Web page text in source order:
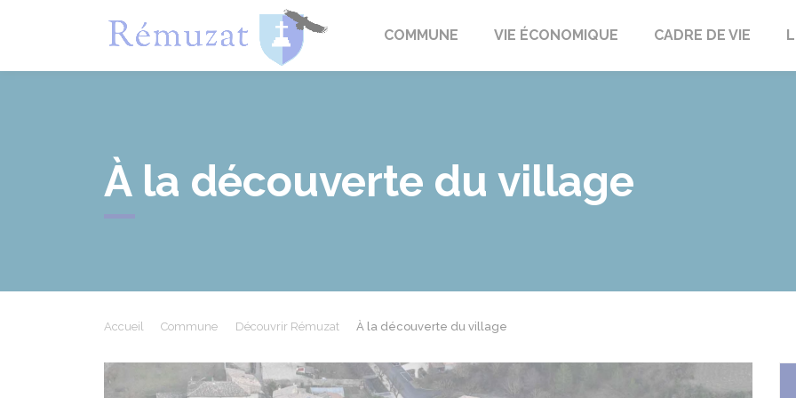
RémuzatCOMMUNE VIE ÉCONOMIQUE CADRE DE VIE
À la découverte du village
Accueil Commune Découvrir Rémuzat À la découverte du village